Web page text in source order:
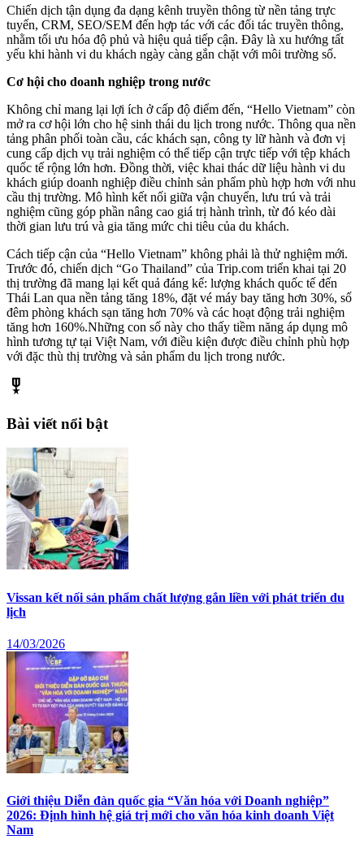
Chiến dịch tận dụng đa dạng kênh truyền thông từ nền tảng trực
tuyến, CRM, SEO/SEM đến hợp tác với các đối tác truyền thông,
nhằm tối ưu hóa độ phủ và hiệu quả tiếp cận. Đây là xu hướng tất
yếu khi hành vi du khách ngày càng gắn chặt với môi trường số.
Cơ hội cho doanh nghiệp trong nước
Không chỉ mang lại lợi ích ở cấp độ điểm đến, “Hello Vietnam” còn
mở ra cơ hội lớn cho hệ sinh thái du lịch trong nước. Thông qua nền
tảng phân phối toàn cầu, các khách sạn, công ty lữ hành và đơn vị
cung cấp dịch vụ trải nghiệm có thể tiếp cận trực tiếp với tệp khách
quốc tế rộng lớn hơn. Đồng thời, việc khai thác dữ liệu hành vi du
khách giúp doanh nghiệp điều chỉnh sản phẩm phù hợp hơn với nhu
cầu thị trường. Mô hình kết nối giữa vận chuyển, lưu trú và trải
nghiệm cũng góp phần nâng cao giá trị hành trình, từ đó kéo dài
thời gian lưu trú và gia tăng mức chi tiêu của du khách.
Cách tiếp cận của “Hello Vietnam” không phải là thử nghiệm mới.
Trước đó, chiến dịch “Go Thailand” của Trip.com triển khai tại 20
thị trường đã mang lại kết quả đáng kể: lượng khách quốc tế đến
Thái Lan qua nền tảng tăng 18%, đặt vé máy bay tăng hơn 30%, số
đêm phòng khách sạn tăng hơn 70% và các hoạt động trải nghiệm
tăng hơn 160%.Những con số này cho thấy tiềm năng áp dụng mô
hình tương tự tại Việt Nam, với điều kiện được điều chỉnh phù hợp
với đặc thù thị trường và sản phẩm du lịch trong nước.
military_tech
Bài viết nổi bật
Vissan kết nối sản phẩm chất lượng gắn liền với phát triển du
lịch
14/03/2026
Giới thiệu Diễn đàn quốc gia “Văn hóa với Doanh nghiệp”
2026: Định hình hệ giá trị mới cho văn hóa kinh doanh Việt
Nam